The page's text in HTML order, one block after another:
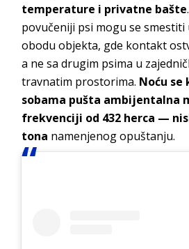
temperature i privatne bašte
povučeniji psi mogu se smestiti
obodu objekta, gde kontakt
a ne sa drugim psima u
travnatim prostorima. Noću se
sobama pušta ambijentalna
frekvenciji od 432 herca —
tona namenjenog opuštanju.